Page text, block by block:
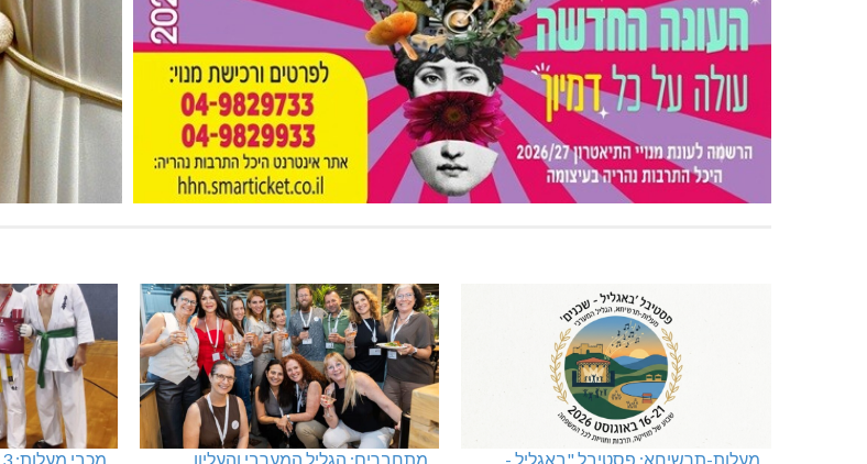
מעלות-תרשיחא: פסטיבל "באגליל - מתחברים: הגליל המערבי והעליון